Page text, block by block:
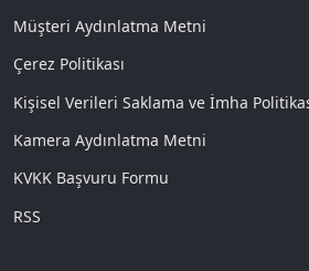
Müşteri Aydınlatma Metni
Çerez Politikası
Kişisel Verileri Saklama ve İmha
Kamera Aydınlatma Metni
KVKK Başvuru Formu
RSS